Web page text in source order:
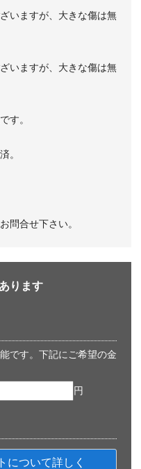
いますが、大きな傷は無
いますが、大きな傷は無
す。
。
問合せ下さい。
ります
です。下記にご希望の金
円
について詳しく